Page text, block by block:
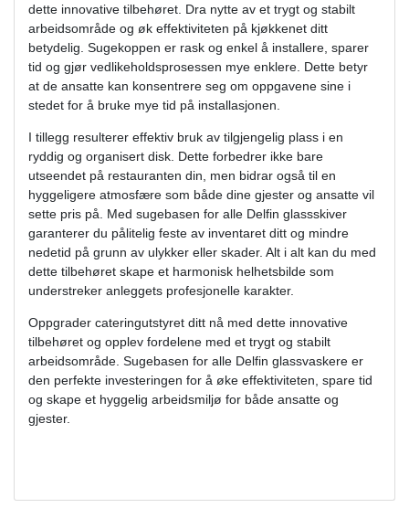
dette innovative tilbehøret. Dra nytte av et trygt og stabilt
arbeidsområde og øk effektiviteten på kjøkkenet ditt
betydelig. Sugekoppen er rask og enkel å installere, sparer
tid og gjør vedlikeholdsprosessen mye enklere. Dette betyr
at de ansatte kan konsentrere seg om oppgavene sine i
stedet for å bruke mye tid på installasjonen.
I tillegg resulterer effektiv bruk av tilgjengelig plass i en
ryddig og organisert disk. Dette forbedrer ikke bare
utseendet på restauranten din, men bidrar også til en
hyggeligere atmosfære som både dine gjester og ansatte vil
sette pris på. Med sugebasen for alle Delfin glassskiver
garanterer du pålitelig feste av inventaret ditt og mindre
nedetid på grunn av ulykker eller skader. Alt i alt kan du med
dette tilbehøret skape et harmonisk helhetsbilde som
understreker anleggets profesjonelle karakter.
Oppgrader cateringutstyret ditt nå med dette innovative
tilbehøret og opplev fordelene med et trygt og stabilt
arbeidsområde. Sugebasen for alle Delfin glassvaskere er
den perfekte investeringen for å øke effektiviteten, spare tid
og skape et hyggelig arbeidsmiljø for både ansatte og
gjester.